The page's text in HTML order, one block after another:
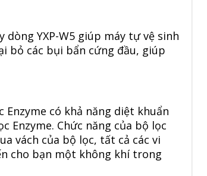
dòng YXP-W5 giúp máy tự vệ sinh
bỏ các bụi bẩn cứng đầu, giúp
có khả năng diệt khuẩn
Enzyme. Chức năng của bộ lọc
vách của bộ lọc, tất cả các vi
cho bạn một không khí trong